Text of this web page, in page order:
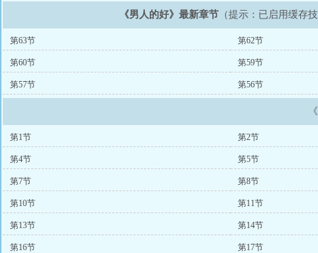
《男人的好》最新章节 （提示：已启用缓存
第63节 第62节
第60节 第59节
第57节 第56节
第1节 第2节
第4节 第5节
第7节 第8节
第10节 第11节
第13节 第14节
第16节 第17节